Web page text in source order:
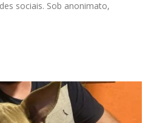
sociais. Sob anonimato,